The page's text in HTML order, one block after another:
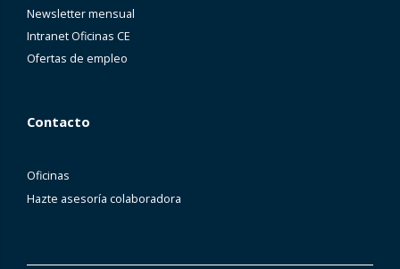
Newsletter mensual
Intranet Oficinas CE
Ofertas de empleo
Contacto
Oficinas
Hazte asesoría colaboradora